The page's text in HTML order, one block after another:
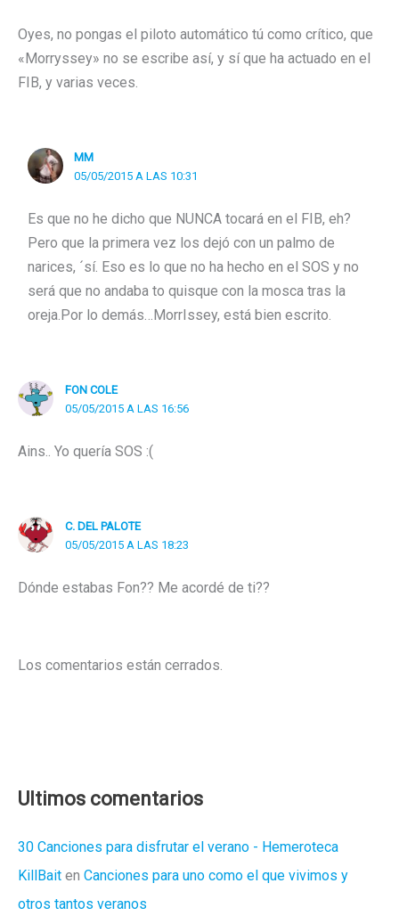
Oyes, no pongas el piloto automático tú como crítico, que
«Morryssey» no se escribe así, y sí que ha actuado en el
FIB, y varias veces.
MM
05/05/2015 A LAS 10:31
Es que no he dicho que NUNCA tocará en el FIB, eh?
Pero que la primera vez los dejó con un palmo de
narices, ´sí. Eso es lo que no ha hecho en el SOS y no
será que no andaba to quisque con la mosca tras la
oreja.Por lo demás…MorrIssey, está bien escrito.
FON COLE
05/05/2015 A LAS 16:56
Ains.. Yo quería SOS :(
C. DEL PALOTE
05/05/2015 A LAS 18:23
Dónde estabas Fon?? Me acordé de ti??
Los comentarios están cerrados.
Ultimos comentarios
30 Canciones para disfrutar el verano - Hemeroteca
KillBait en Canciones para uno como el que vivimos y
otros tantos veranos